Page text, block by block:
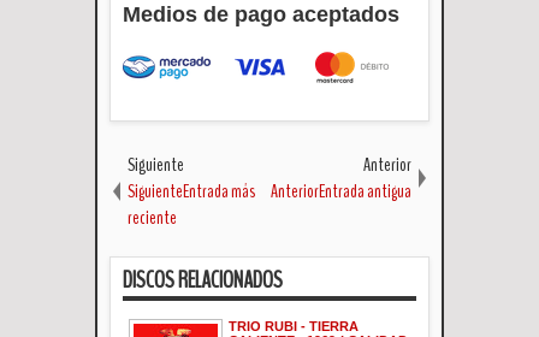
Medios de pago aceptados
Siguiente
SiguienteEntrada más
reciente
Anterior
AnteriorEntrada antigua
DISCOS RELACIONADOS
TRIO RUBI - TIERRA